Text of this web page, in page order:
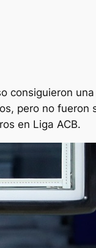
consiguieron
pero no fueron
en Liga ACB.